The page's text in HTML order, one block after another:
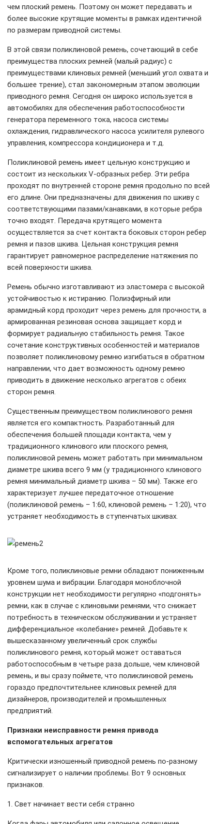
чем плоский ремень. Поэтому он может передавать и
более высокие крутящие моменты в рамках идентичной
по размерам приводной системы.
В этой связи поликлиновой ремень, сочетающий в себе
преимущества плоских ремней (малый радиус) с
преимуществами клиновых ремней (меньший угол охвата и
большее трение), стал закономерным этапом эволюции
приводного ремня. Сегодня он широко используется в
автомобилях для обеспечения работоспособности
генератора переменного тока, насоса системы
охлаждения, гидравлического насоса усилителя рулевого
управления, компрессора кондиционера и т.д.
Поликлиновой ремень имеет цельную конструкцию и
состоит из нескольких V-образных ребер. Эти ребра
проходят по внутренней стороне ремня продольно по всей
его длине. Они предназначены для движения по шкиву с
соответствующими пазами/канавками, в которые ребра
точно входят. Передача крутящего момента
осуществляется за счет контакта боковых сторон ребер
ремня и пазов шкива. Цельная конструкция ремня
гарантирует равномерное распределение натяжения по
всей поверхности шкива.
Ремень обычно изготавливают из эластомера с высокой
устойчивостью к истиранию. Полиэфирный или
арамидный корд проходит через ремень для прочности, а
армированная резиновая основа защищает корд и
формирует радиальную стабильность ремня. Такое
сочетание конструктивных особенностей и материалов
позволяет поликлиновому ремню изгибаться в обратном
направлении, что дает возможность одному ремню
приводить в движение несколько агрегатов с обеих
сторон ремня.
Существенным преимуществом поликлинового ремня
является его компактность. Разработанный для
обеспечения большей площади контакта, чем у
традиционного клинового или плоского ремня,
поликлиновой ремень может работать при минимальном
диаметре шкива всего 9 мм (у традиционного клинового
ремня минимальный диаметр шкива – 50 мм). Также его
характеризует лучшее передаточное отношение
(поликлиновой ремень – 1:60, клиновой ремень – 1:20), что
устраняет необходимость в ступенчатых шкивах.
Кроме того, поликлиновые ремни обладают пониженным
уровнем шума и вибрации. Благодаря моноблочной
конструкции нет необходимости регулярно «подгонять»
ремни, как в случае с клиновыми ремнями, что снижает
потребность в техническом обслуживании и устраняет
дифференциальное «колебание» ремней. Добавьте к
вышесказанному увеличенный срок службы
поликлинового ремня, который может оставаться
работоспособным в четыре раза дольше, чем клиновой
ремень, и вы сразу поймете, что поликлиновой ремень
гораздо предпочтительнее клиновых ремней для
дизайнеров, производителей и промышленных
предприятий.
Признаки неисправности ремня привода
вспомогательных агрегатов
Критически изношенный приводной ремень по-разному
сигнализирует о наличии проблемы. Вот 9 основных
признаков.
1. Свет начинает вести себя странно